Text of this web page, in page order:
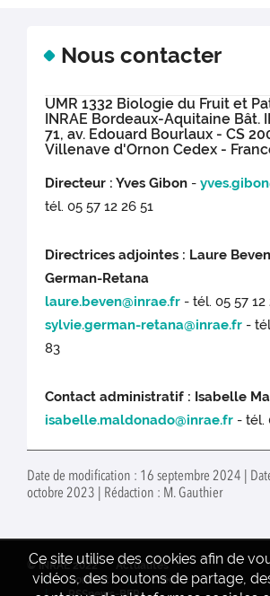
Nous contacter
UMR 1332 Biologie du Fruit et
INRAE Bordeaux-Aquitaine Bât.
71, av. Edouard Bourlaux - CS
Villenave d'Ornon Cedex -
Directeur : Yves Gibon -
tél. 05 57 12 26 51
Directrices adjointes : Laure
German-Retana
laure.beven@inrae.fr - tél. 05 57
sylvie.german-retana@inrae.fr -
83
Contact administratif : Isabelle
isabelle.maldonado@inrae.fr - tél.
Date de modification : 16 septembre 2024 |
octobre 2023 | Rédaction : M. Gauthier
Ce site utilise des cookies afin de
vidéos, des boutons de partage,
© INRAE 2022
Actualités
Contact
Crédits